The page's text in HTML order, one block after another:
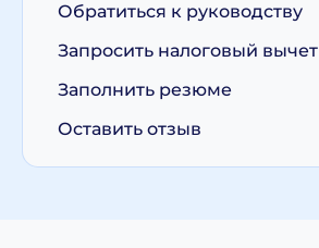
Обратиться к руководству
Запросить налоговый вычет
Заполнить резюме
Оставить отзыв